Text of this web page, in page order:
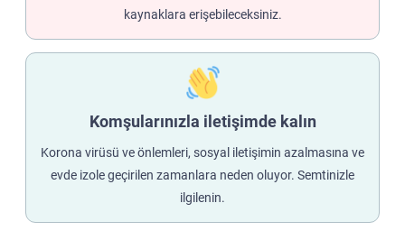
kaynaklara erişebileceksiniz.
Komşularınızla iletişimde kalın
Korona virüsü ve önlemleri, sosyal iletişimin azalmasına ve
evde izole geçirilen zamanlara neden oluyor. Semtinizle
ilgilenin.